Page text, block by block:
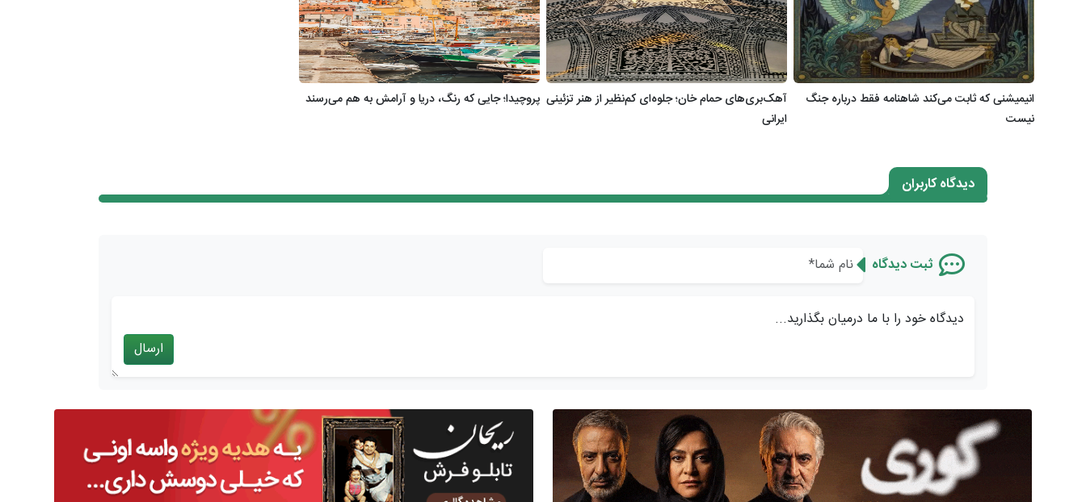
انیمیشنی که ثابت می‌کند شاهنامه فقط درباره جنگ
نیست
آهک‌بری‌های حمام خان؛ جلوه‌ای کم‌نظیر از هنر تزئینی
ایرانی
پروچیدا؛ جایی که رنگ، دریا و آرامش به هم می‌رسند
دیدگاه کاربران
ثبت دیدگاه
دیدگاه خود را با ما درمیان بگذارید...
ارسال